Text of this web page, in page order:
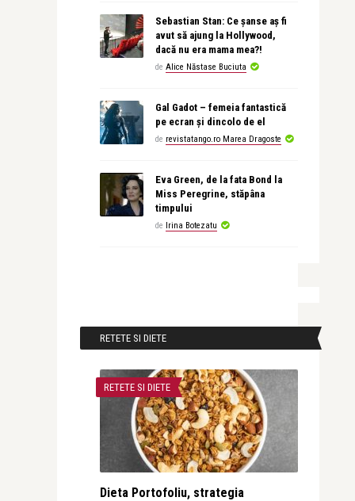
Sebastian Stan: Ce șanse aș fi
avut să ajung la Hollywood,
dacă nu era mama mea?!
de Alice Năstase Buciuta
Gal Gadot – femeia fantastică
pe ecran și dincolo de el
de revistatango.ro Marea Dragoste
Eva Green, de la fata Bond la
Miss Peregrine, stăpâna
timpului
de Irina Botezatu
RETETE SI DIETE
RETETE SI DIETE
Dieta Portofoliu, strategia